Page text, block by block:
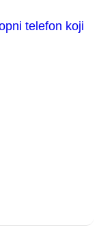
telefon koji